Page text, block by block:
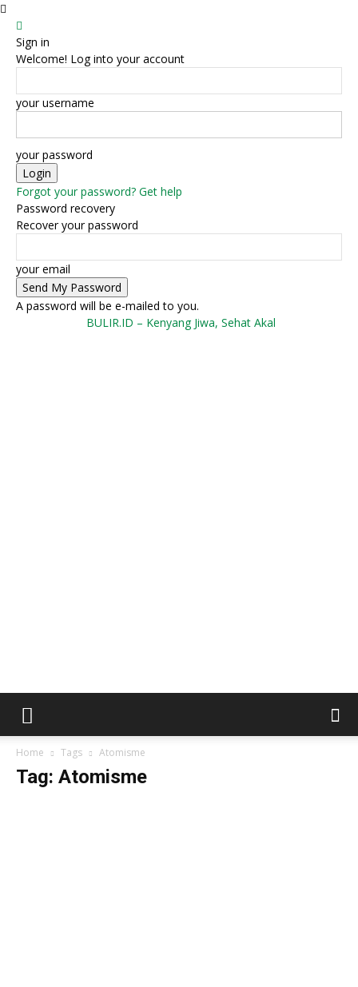
Sign in
Welcome! Log into your account
your username
your password
Forgot your password? Get help
Password recovery
Recover your password
your email
A password will be e-mailed to you.
BULIR.ID – Kenyang Jiwa, Sehat Akal
Home Tags Atomisme
Tag: Atomisme